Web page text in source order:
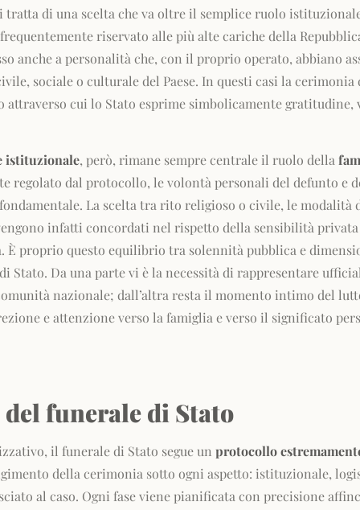
tratta di una scelta che va oltre il semplice ruolo
frequentemente riservato alle più alte cariche della
anche a personalità che, con il proprio operato, abbiano
sociale o culturale del Paese. In questi casi la
cui lo Stato esprime simbolicamente gratitudine,
istituzionale, però, rimane sempre centrale il ruolo della
regolato dal protocollo, le volontà personali del defunto e
La scelta tra rito religioso o civile, le modalità
infatti concordati nel rispetto della sensibilità
È proprio questo equilibrio tra solennità pubblica e
Stato. Da una parte vi è la necessità di rappresentare
nazionale; dall’altra resta il momento intimo del
e attenzione verso la famiglia e verso il significato
funerale di Stato
il funerale di Stato segue un protocollo
della cerimonia sotto ogni aspetto: istituzionale,
al caso. Ogni fase viene pianificata con precisione